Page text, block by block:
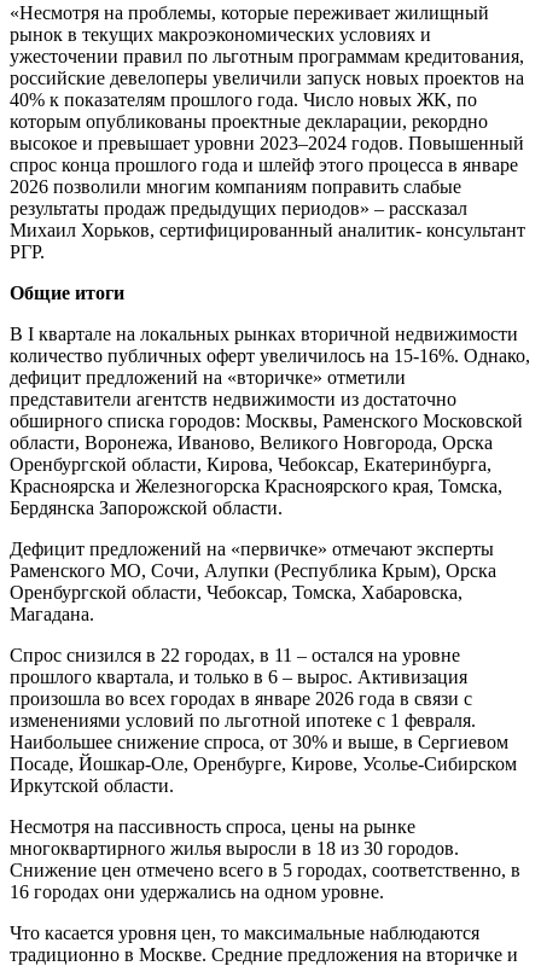
«Несмотря на проблемы, которые переживает жилищный
рынок в текущих макроэкономических условиях и
ужесточении правил по льготным программам кредитования,
российские девелоперы увеличили запуск новых проектов на
40% к показателям прошлого года. Число новых ЖК, по
которым опубликованы проектные декларации, рекордно
высокое и превышает уровни 2023–2024 годов. Повышенный
спрос конца прошлого года и шлейф этого процесса в январе
2026 позволили многим компаниям поправить слабые
результаты продаж предыдущих периодов» – рассказал
Михаил Хорьков, сертифицированный аналитик- консультант
РГР.
Общие итоги
В I квартале на локальных рынках вторичной недвижимости
количество публичных оферт увеличилось на 15-16%. Однако,
дефицит предложений на «вторичке» отметили
представители агентств недвижимости из достаточно
обширного списка городов: Москвы, Раменского Московской
области, Воронежа, Иваново, Великого Новгорода, Орска
Оренбургской области, Кирова, Чебоксар, Екатеринбурга,
Красноярска и Железногорска Красноярского края, Томска,
Бердянска Запорожской области.
Дефицит предложений на «первичке» отмечают эксперты
Раменского МО, Сочи, Алупки (Республика Крым), Орска
Оренбургской области, Чебоксар, Томска, Хабаровска,
Магадана.
Спрос снизился в 22 городах, в 11 – остался на уровне
прошлого квартала, и только в 6 – вырос. Активизация
произошла во всех городах в январе 2026 года в связи с
изменениями условий по льготной ипотеке с 1 февраля.
Наибольшее снижение спроса, от 30% и выше, в Сергиевом
Посаде, Йошкар-Оле, Оренбурге, Кирове, Усолье-Сибирском
Иркутской области.
Несмотря на пассивность спроса, цены на рынке
многоквартирного жилья выросли в 18 из 30 городов.
Снижение цен отмечено всего в 5 городах, соответственно, в
16 городах они удержались на одном уровне.
Что касается уровня цен, то максимальные наблюдаются
традиционно в Москве. Средние предложения на вторичке и